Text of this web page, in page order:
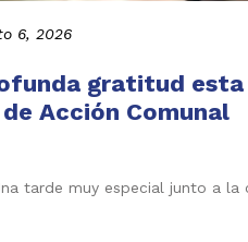
6, 2026
gratitud
Acción Comunal
tarde muy especial junto a